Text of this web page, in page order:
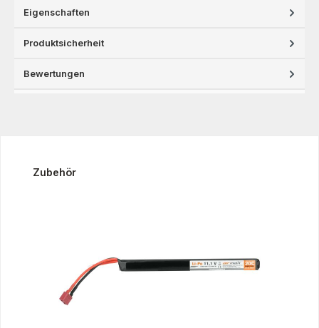
Eigenschaften
Produktsicherheit
Bewertungen
Produktgalerie überspringen
Zubehör